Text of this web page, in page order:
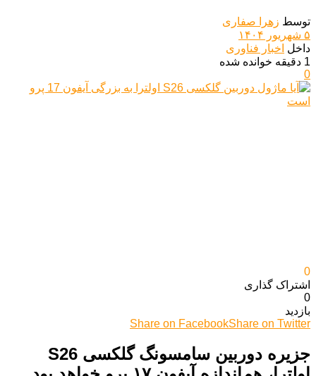
توسط زهرا صفاری
۵ شهریور ۱۴۰۴
داخل اخبار فناوری
1 دقیقه خوانده شده
0
0
اشتراک گذاری‌
0
بازدید
Share on FacebookShare on Twitter
جزیره‌ دوربین سامسونگ گلکسی S26